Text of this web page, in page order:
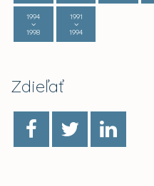
1994
1998
1991
1994
Zdieľať